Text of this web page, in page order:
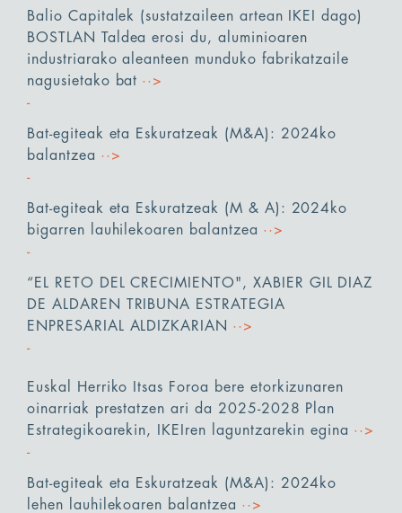
Balio Capitalek (sustatzaileen artean IKEI dago)
BOSTLAN Taldea erosi du, aluminioaren
industriarako aleanteen munduko fabrikatzaile
nagusietako bat ··>
Bat-egiteak eta Eskuratzeak (M&A): 2024ko
balantzea ··>
Bat-egiteak eta Eskuratzeak (M & A): 2024ko
bigarren lauhilekoaren balantzea ··>
“EL RETO DEL CRECIMIENTO", XABIER GIL DIAZ
DE ALDAREN TRIBUNA ESTRATEGIA
ENPRESARIAL ALDIZKARIAN ··>
Euskal Herriko Itsas Foroa bere etorkizunaren
oinarriak prestatzen ari da 2025-2028 Plan
Estrategikoarekin, IKEIren laguntzarekin egina ··>
Bat-egiteak eta Eskuratzeak (M&A): 2024ko
lehen lauhilekoaren balantzea ··>